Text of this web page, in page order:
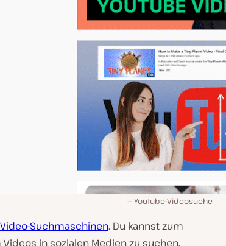
YouTube-Videosuche
Suchmaschinen. Du kannst zum
in sozialen Medien zu suchen,